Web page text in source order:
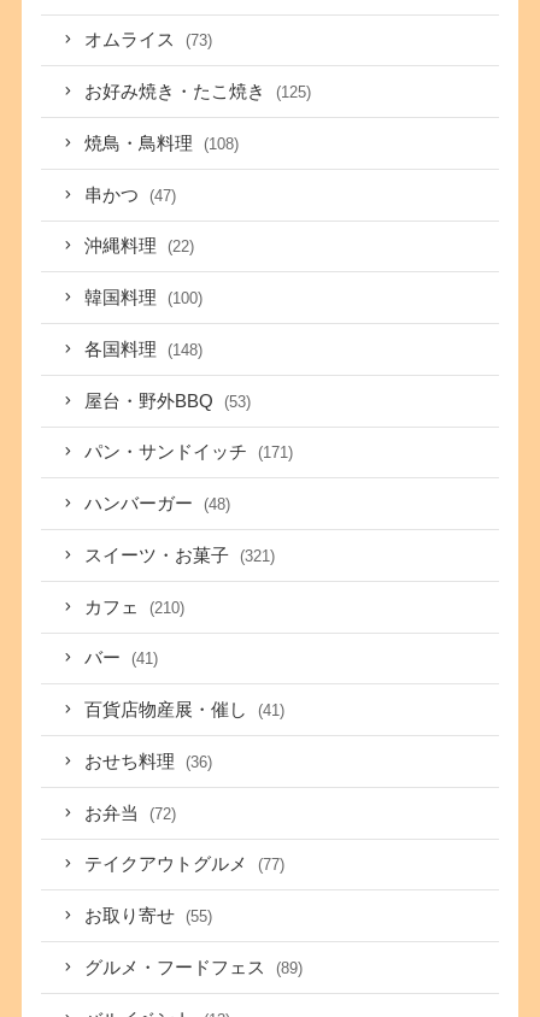
オムライス (73)
お好み焼き・たこ焼き (125)
焼鳥・鳥料理 (108)
串かつ (47)
沖縄料理 (22)
韓国料理 (100)
各国料理 (148)
屋台・野外BBQ (53)
パン・サンドイッチ (171)
ハンバーガー (48)
スイーツ・お菓子 (321)
カフェ (210)
バー (41)
百貨店物産展・催し (41)
おせち料理 (36)
お弁当 (72)
テイクアウトグルメ (77)
お取り寄せ (55)
グルメ・フードフェス (89)